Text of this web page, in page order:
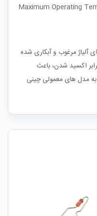
Maximum Operating
آلیاژ مرغوب و آبکاری شده
اکسید شدن، باعث
به مدل های معمولی چینی